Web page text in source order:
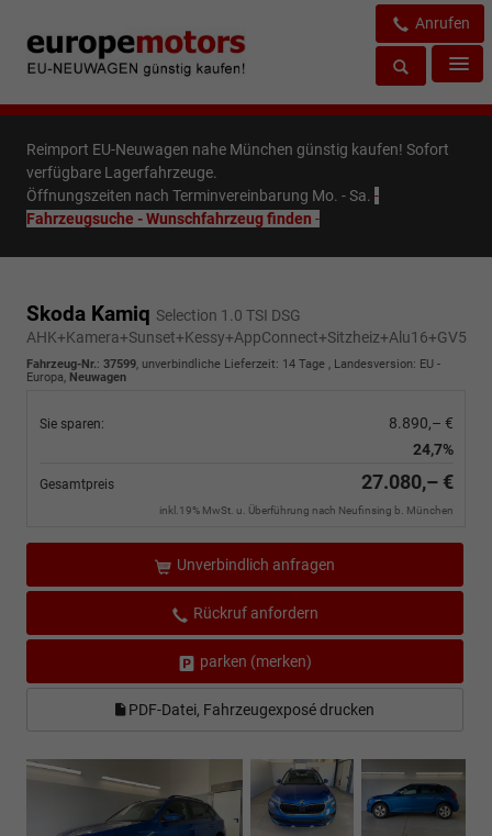
Anrufen
Reimport EU-Neuwagen nahe München günstig kaufen! Sofort
verfügbare Lagerfahrzeuge.
Öffnungszeiten nach Terminvereinbarung Mo. - Sa. -
Fahrzeugsuche - Wunschfahrzeug finden -
Skoda Kamiq Selection 1.0 TSI DSG
AHK+Kamera+Sunset+Kessy+AppConnect+Sitzheiz+Alu16+GV5
Fahrzeug-Nr.: 37599, unverbindliche Lieferzeit: 14 Tage , Landesversion: EU -
Europa, Neuwagen
Sie sparen:
8.890,– €
24,7%
Gesamtpreis 27.080,– €
inkl.19% MwSt. u. Überführung nach Neufinsing b. München
Unverbindlich anfragen
Rückruf anfordern
parken (merken)
PDF-Datei, Fahrzeugexposé drucken